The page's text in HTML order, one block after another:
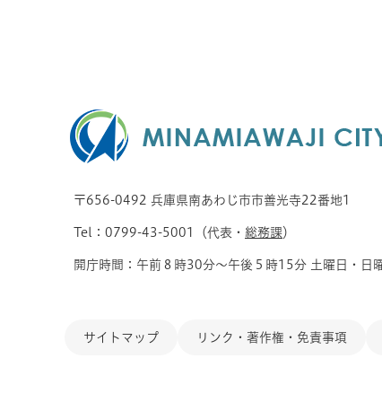
〒656-0492 兵庫県南あわじ市市善光寺22番地1
Tel：0799-43-5001（代表・ 総務課）
開庁時間：午前８時30分～午後５時15分 土曜日・
サイトマップ リンク・著作権・免責事項